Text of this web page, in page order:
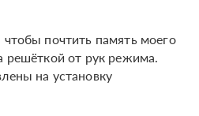
почтить память моего
решёткой от рук режима.
на установку